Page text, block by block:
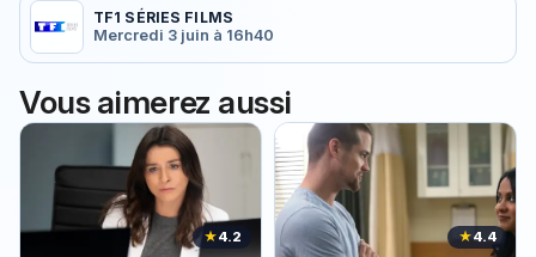
TF1 SÉRIES FILMS
Mercredi 3 juin à 16h40
Vous aimerez aussi
★4.2 ★4.4